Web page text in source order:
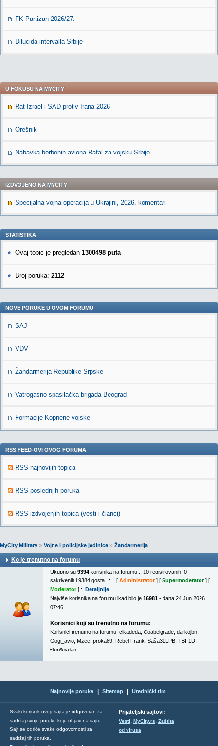
FK Partizan 2026/27.
Dilucida intervalla Srbije
U FOKUSU NA MYCITY
Rat Izrael i SAD protiv Irana 2026
Orešnik
Nabavka borbenih aviona Rafal za vojsku Srbije
IZDVOJENO NA MYCITY
Specijalna vojna operacija u Ukrajini, 2026. komentari
STATISTIKA
Ovaj topic je pregledan 1300498 puta
Broj poruka: 2112
NOVE PORUKE U OVOM FORUMU
SAJ
VDV
Žandarmerija Republike Srpske
Vatrogasno spasilačka brigada Beograd
Formacije Kopnene vojske
RSS FEED-OVI OVOG FORUMA
RSS najnovijih topica
RSS poslednjih poruka
RSS izdvojenjih topica (vesti i članci)
MyCity Military » Vojne i policijske jedinice » Žandarmerija
Ko je trenutno na forumu
Ukupno su 9394 korisnika na forumu :: 10 registrovanih, 0
sakrivenih i 9384 gosta :: [ Administrator] [ Supermoderator] [
Moderator] :: Detaljnije
Najviše korisnika na forumu ikad bilo je 16981 - dana 24 Jun 2026
07:46
Korisnici koji su trenutno na forumu:
Korisnici trenutno na forumu: cikadeda Coabelgrade darkojbn
Gogi_avio Mzee proka89 Rebel Frank Saša31LPB TBF1D
Đurđevdan
Najnovije poruke Sitemap Urednički tim
Svaki korisnik ovog sajta je odgovoran za
sadržaj svoje poruke koju objavi na sajtu.
Sajt se odriče svake odgovornosti za
sadržaj tih poruka.
Prijateljski sajtovi:
Vesti, MyCity.rs, Zaštita
od virusa